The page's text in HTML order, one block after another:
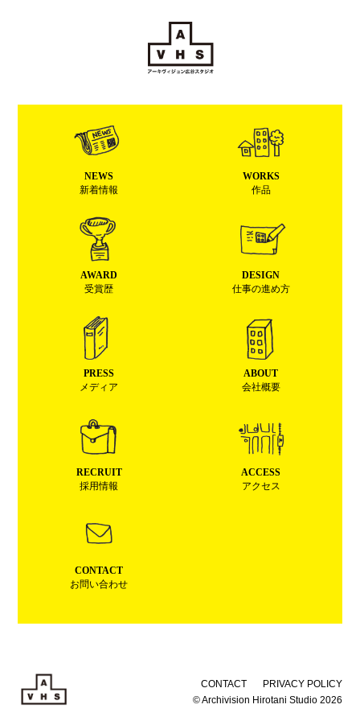
NEWS
新着情報
WORKS
作品
AWARD
受賞歴
DESIGN
仕事の進め方
PRESS
メディア
ABOUT
会社概要
RECRUIT
採用情報
ACCESS
アクセス
CONTACT
お問い合わせ
PRIVACY POLICY
CONTACT
© Archivision Hirotani Studio 2026